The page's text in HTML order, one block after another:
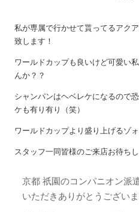
私が専属で行かせて貰ってるアク
致します！
ワールドカップも良いけど可愛い
んか？？
シャンパンはヘベレケになるので
ケも有り有り（笑）
ワールドカップより盛り上げるゾォ
スタッフ一同皆様のご来店お待ち
京都 祇園のコンパニオン
いただきありがとうございま